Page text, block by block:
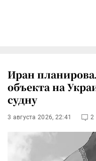
Иран
объекта на
судну
3 августа 2026, 22:41 2